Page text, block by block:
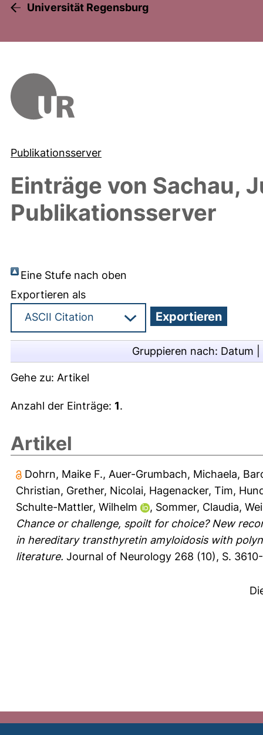
Universität Regensburg
Publikationsserver
Einträge von Sachau,
Publikationsserver
Eine Stufe nach oben
Exportieren als
Gruppieren nach: Datum
Gehe zu: Artikel
Anzahl der Einträge: 1.
Artikel
Dohrn, Maike F., Auer-Grumbach, Michaela,
Christian, Grether, Nicolai, Hagenacker, Tim,
Schulte-Mattler, Wilhelm
, Sommer, Claudia,
Chance or challenge, spoilt for choice? New
in hereditary transthyretin amyloidosis with
literature. Journal of Neurology 268 (10), S.